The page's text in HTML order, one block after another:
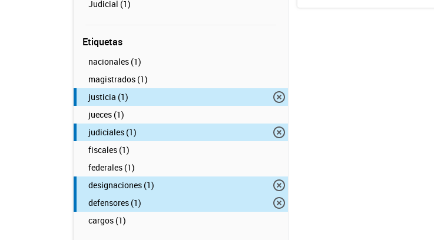
Judicial (1)
Etiquetas
nacionales (1)
magistrados (1)
justicia (1)
jueces (1)
judiciales (1)
fiscales (1)
federales (1)
designaciones (1)
defensores (1)
cargos (1)